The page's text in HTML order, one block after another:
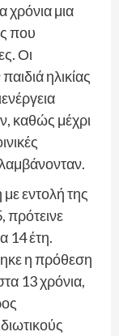
χρόνια μια
που
Οι
ηλικίας
καθώς μέχρι
εντολή της
πρότεινε
14 έτη.
η πρόθεση
13 χρόνια,